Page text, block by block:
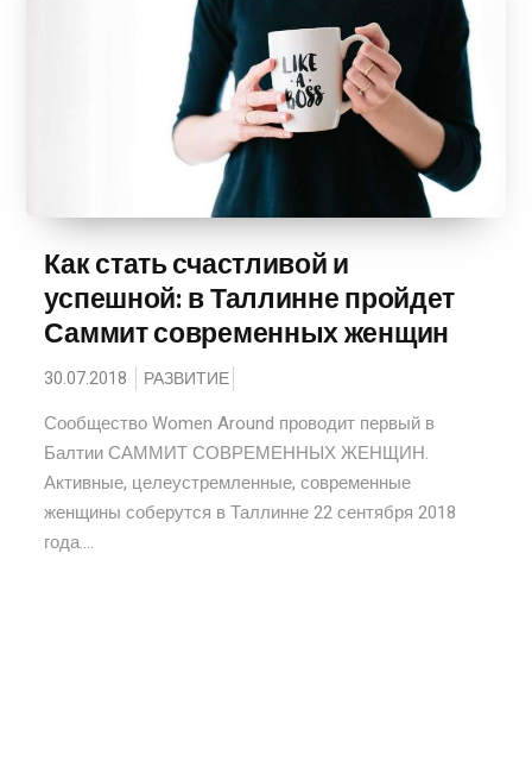
Как стать счастливой и
успешной: в Таллинне пройдет
Саммит современных женщин
30.07.2018 РАЗВИТИЕ
Сообщество Women Around проводит первый в
Балтии САММИТ СОВРЕМЕННЫХ ЖЕНЩИН.
Активные, целеустремленные, современные
женщины соберутся в Таллинне 22 сентября 2018
года....